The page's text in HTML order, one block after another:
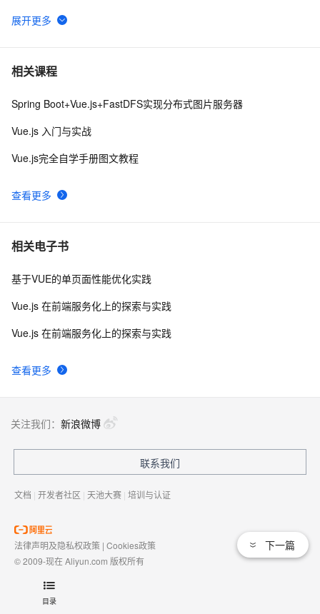
目录
6 【Vue功能】回到顶部
7 【入门毕设项目】基于 Vue 的医院门诊预约挂号系统
8 Vue Router 4.0 正式发布！焕然一新。
转变的
相关课程
查看更多
Spring Boot+Vue.js+FastDFS实现分布式图片服务器
Vue.js 入门与实战
Vue.js完全自学手册图文教程
相关电子书
查看更多
基于VUE的单页面性能优化实践
Vue.js 在前端服务化上的探索与实践
Vue.js 在前端服务化上的探索与实践
下一篇
关注我们： 新浪微博
联系我们
文档 | 开发者社区 | 天池大赛 | 培训与认证
法律声明及隐私权政策 | Cookies政策
© 2009-现在 Aliyun.com 版权所有
域名注册服务机构许可：